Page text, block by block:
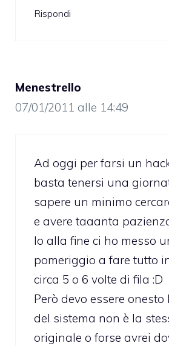
Rispondi
Menestrello
07/01/2011 alle 14:49
Ad oggi per farsi un
basta tenersi una
sapere un minimo
e avere taaanta
Io alla fine ci ho messo
pomeriggio a fare tutto
circa 5 o 6 volte di fila :D
Però devo essere
del sistema non è la
originale o forse avrei